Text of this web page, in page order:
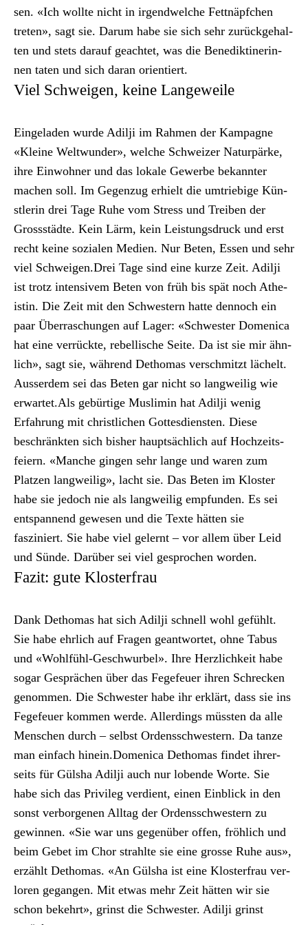
sen. «Ich wollte nicht in irgendwelche Fet­tnäpfchen
treten», sagt sie. Darum habe sie sich sehr zurück­ge­hal­
ten und stets darauf geachtet, was die Benedik­tiner­in­
nen tat­en und sich daran ori­en­tiert.
Viel Schweigen, keine Langeweile
Ein­ge­laden wurde Adilji im Rah­men der Kam­pagne
«Kleine Weltwun­der», welche Schweiz­er Natur­pärke,
ihre Ein­wohn­er und das lokale Gewerbe bekan­nter
machen soll. Im Gegen­zug erhielt die umtriebige Kün­
st­lerin drei Tage Ruhe vom Stress und Treiben der
Grossstädte. Kein Lärm, kein Leis­tungs­druck und erst
recht keine sozialen Medi­en. Nur Beten, Essen und sehr
viel Schweigen.Drei Tage sind eine kurze Zeit. Adilji
ist trotz inten­sivem Beten von früh bis spät noch Athe­
istin. Die Zeit mit den Schwest­ern hat­te den­noch ein
paar Über­raschun­gen auf Lager: «Schwest­er Domeni­ca
hat eine ver­rück­te, rebel­lis­che Seite. Da ist sie mir ähn­
lich», sagt sie, während Dethomas ver­schmitzt lächelt.
Ausser­dem sei das Beten gar nicht so lang­weilig wie
erwartet.Als gebür­tige Mus­lim­in hat Adilji wenig
Erfahrung mit christlichen Gottes­di­en­sten. Diese
beschränk­ten sich bish­er haupt­säch­lich auf Hochzeits­
feiern. «Manche gin­gen sehr lange und waren zum
Platzen lang­weilig», lacht sie. Das Beten im Kloster
habe sie jedoch nie als lang­weilig emp­fun­den. Es sei
entspan­nend gewe­sen und die Texte hät­ten sie
fasziniert. Sie habe viel gel­ernt – vor allem über Leid
und Sünde. Darüber sei viel gesprochen wor­den.
Fazit: gute Klosterfrau
Dank Dethomas hat sich Adilji schnell wohl gefühlt.
Sie habe ehrlich auf Fra­gen geant­wortet, ohne Tabus
und «Wohlfühl-Geschwurbel». Ihre Her­zlichkeit habe
sog­ar Gesprächen über das Fege­feuer ihren Schreck­en
genom­men. Die Schwest­er habe ihr erk­lärt, dass sie ins
Fege­feuer kom­men werde. Allerd­ings müssten da alle
Men­schen durch – selb­st Ordenss­chwest­ern. Da tanze
man ein­fach hinein.Domeni­ca Dethomas find­et ihrer­
seits für Gül­sha Adilji auch nur lobende Worte. Sie
habe sich das Priv­i­leg ver­di­ent, einen Ein­blick in den
son­st ver­bor­ge­nen All­t­ag der Ordenss­chwest­ern zu
gewin­nen. «Sie war uns gegenüber offen, fröh­lich und
beim Gebet im Chor strahlte sie eine grosse Ruhe aus»,
erzählt Dethomas. «An Gül­sha ist eine Kloster­frau ver­
loren gegan­gen. Mit etwas mehr Zeit hät­ten wir sie
schon bekehrt», grinst die Schwest­er. Adilji grinst